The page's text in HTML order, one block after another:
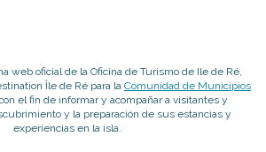
web oficial de la Oficina de Turismo de Ile de Ré,
Île de Ré para la Comunidad de Municipios
el fin de informar y acompañar a visitantes y
y la preparación de sus estancias y
experiencias en la isla.